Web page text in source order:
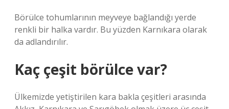
Börülce tohumlarının meyveye bağlandığı yerde
renkli bir halka vardır. Bu yüzden Karnıkara olarak
da adlandırılır.
Kaç çeşit börülce var?
Ülkemizde yetiştirilen kara bakla çeşitleri arasında